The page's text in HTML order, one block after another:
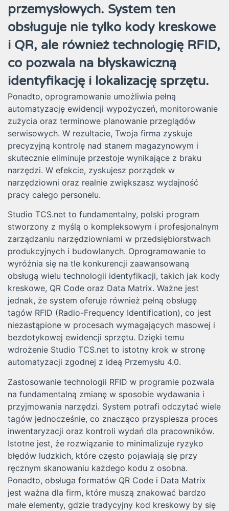
przemysłowych. System ten
obsługuje nie tylko kody kreskowe
i QR, ale również technologię RFID,
co pozwala na błyskawiczną
identyfikację i lokalizację sprzętu.
Ponadto, oprogramowanie umożliwia pełną
automatyzację ewidencji wypożyczeń, monitorowanie
zużycia oraz terminowe planowanie przeglądów
serwisowych. W rezultacie, Twoja firma zyskuje
precyzyjną kontrolę nad stanem magazynowym i
skutecznie eliminuje przestoje wynikające z braku
narzędzi. W efekcie, zyskujesz porządek w
narzędziowni oraz realnie zwiększasz wydajność
pracy całego personelu.
Studio TCS.net to fundamentalny, polski program
stworzony z myślą o kompleksowym i profesjonalnym
zarządzaniu narzędziowniami w przedsiębiorstwach
produkcyjnych i budowlanych. Oprogramowanie to
wyróżnia się na tle konkurencji zaawansowaną
obsługą wielu technologii identyfikacji, takich jak kody
kreskowe, QR Code oraz Data Matrix. Ważne jest
jednak, że system oferuje również pełną obsługę
tagów RFID (Radio-Frequency Identification), co jest
niezastąpione w procesach wymagających masowej i
bezdotykowej ewidencji sprzętu. Dzięki temu
wdrożenie Studio TCS.net to istotny krok w stronę
automatyzacji zgodnej z ideą Przemysłu 4.0.
Zastosowanie technologii RFID w programie pozwala
na fundamentalną zmianę w sposobie wydawania i
przyjmowania narzędzi. System potrafi odczytać wiele
tagów jednocześnie, co znacząco przyspiesza proces
inwentaryzacji oraz kontroli wydań dla pracowników.
Istotne jest, że rozwiązanie to minimalizuje ryzyko
błędów ludzkich, które często pojawiają się przy
ręcznym skanowaniu każdego kodu z osobna.
Ponadto, obsługa formatów QR Code i Data Matrix
jest ważna dla firm, które muszą znakować bardzo
małe elementy, gdzie tradycyjny kod kreskowy by się